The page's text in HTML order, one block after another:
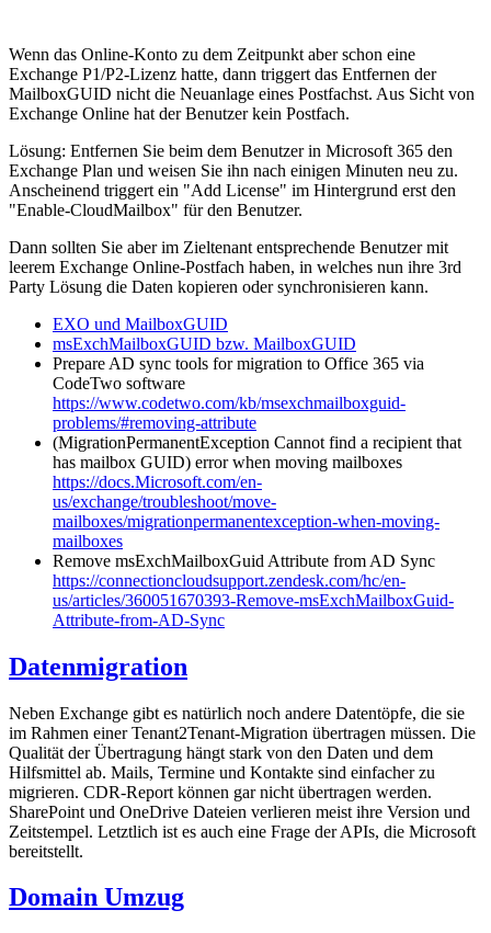
Wenn das Online-Konto zu dem Zeitpunkt aber schon eine
Exchange P1/P2-Lizenz hatte, dann triggert das Entfernen der
MailboxGUID nicht die Neuanlage eines Postfachst. Aus Sicht von
Exchange Online hat der Benutzer kein Postfach.
Lösung: Entfernen Sie beim dem Benutzer in Microsoft 365 den
Exchange Plan und weisen Sie ihn nach einigen Minuten neu zu.
Anscheinend triggert ein "Add License" im Hintergrund erst den
"Enable-CloudMailbox" für den Benutzer.
Dann sollten Sie aber im Zieltenant entsprechende Benutzer mit
leerem Exchange Online-Postfach haben, in welches nun ihre 3rd
Party Lösung die Daten kopieren oder synchronisieren kann.
EXO und MailboxGUID
msExchMailboxGUID bzw. MailboxGUID
Prepare AD sync tools for migration to Office 365 via
CodeTwo software
https://www.codetwo.com/kb/msexchmailboxguid-
problems/#removing-attribute
(MigrationPermanentException Cannot find a recipient that
has mailbox GUID) error when moving mailboxes
https://docs.Microsoft.com/en-
us/exchange/troubleshoot/move-
mailboxes/migrationpermanentexception-when-moving-
mailboxes
Remove msExchMailboxGuid Attribute from AD Sync
https://connectioncloudsupport.zendesk.com/hc/en-
us/articles/360051670393-Remove-msExchMailboxGuid-
Attribute-from-AD-Sync
Datenmigration
Neben Exchange gibt es natürlich noch andere Datentöpfe, die sie
im Rahmen einer Tenant2Tenant-Migration übertragen müssen. Die
Qualität der Übertragung hängt stark von den Daten und dem
Hilfsmittel ab. Mails, Termine und Kontakte sind einfacher zu
migrieren. CDR-Report können gar nicht übertragen werden.
SharePoint und OneDrive Dateien verlieren meist ihre Version und
Zeitstempel. Letztlich ist es auch eine Frage der APIs, die Microsoft
bereitstellt.
Domain Umzug